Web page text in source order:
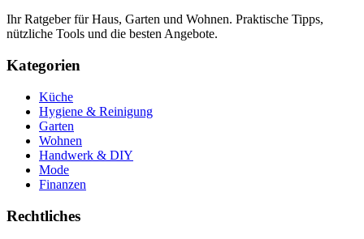
Ihr Ratgeber für Haus, Garten und Wohnen. Praktische Tipps,
nützliche Tools und die besten Angebote.
Kategorien
Küche
Hygiene & Reinigung
Garten
Wohnen
Handwerk & DIY
Mode
Finanzen
Rechtliches